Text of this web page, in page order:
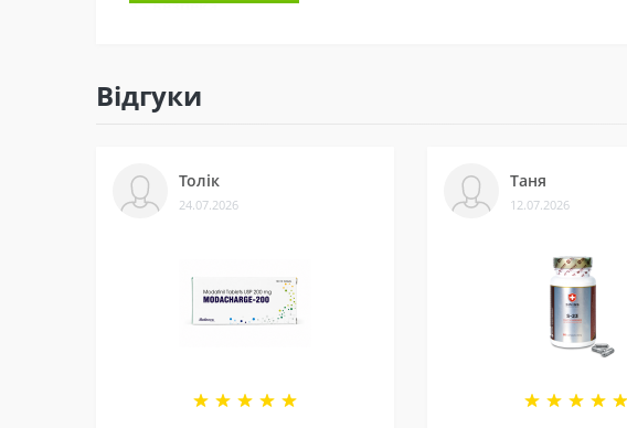
SARMs Core Labs X Ibutamoren
Ібутаморен 30 мг приймається за схемою 4/3. Це означає, що
Не перевищуйте вказану добову дозу, що рекомендується. Продукт не може замінити
Зберігати у недоступному для дітей місці. Вагітним і жінкам, що годують, а також тим, хто
3 - Безпека
4 - Спеціальні пропозиції
5 - Репутація
Ми працюємо з 2011 року. За цей час відправили безліч
Відгуки
Толік
24.07.2026
Таня
12.07.2026